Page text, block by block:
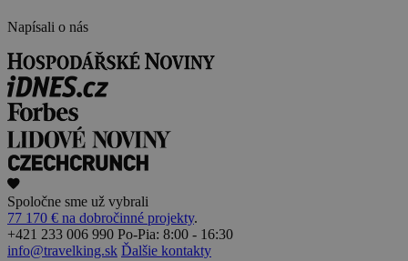
Napísali o nás
Spoločne sme už vybrali
77 170 € na dobročinné projekty.
+421 233 006 990 Po-Pia: 8:00 - 16:30
info@travelking.sk Ďalšie kontakty